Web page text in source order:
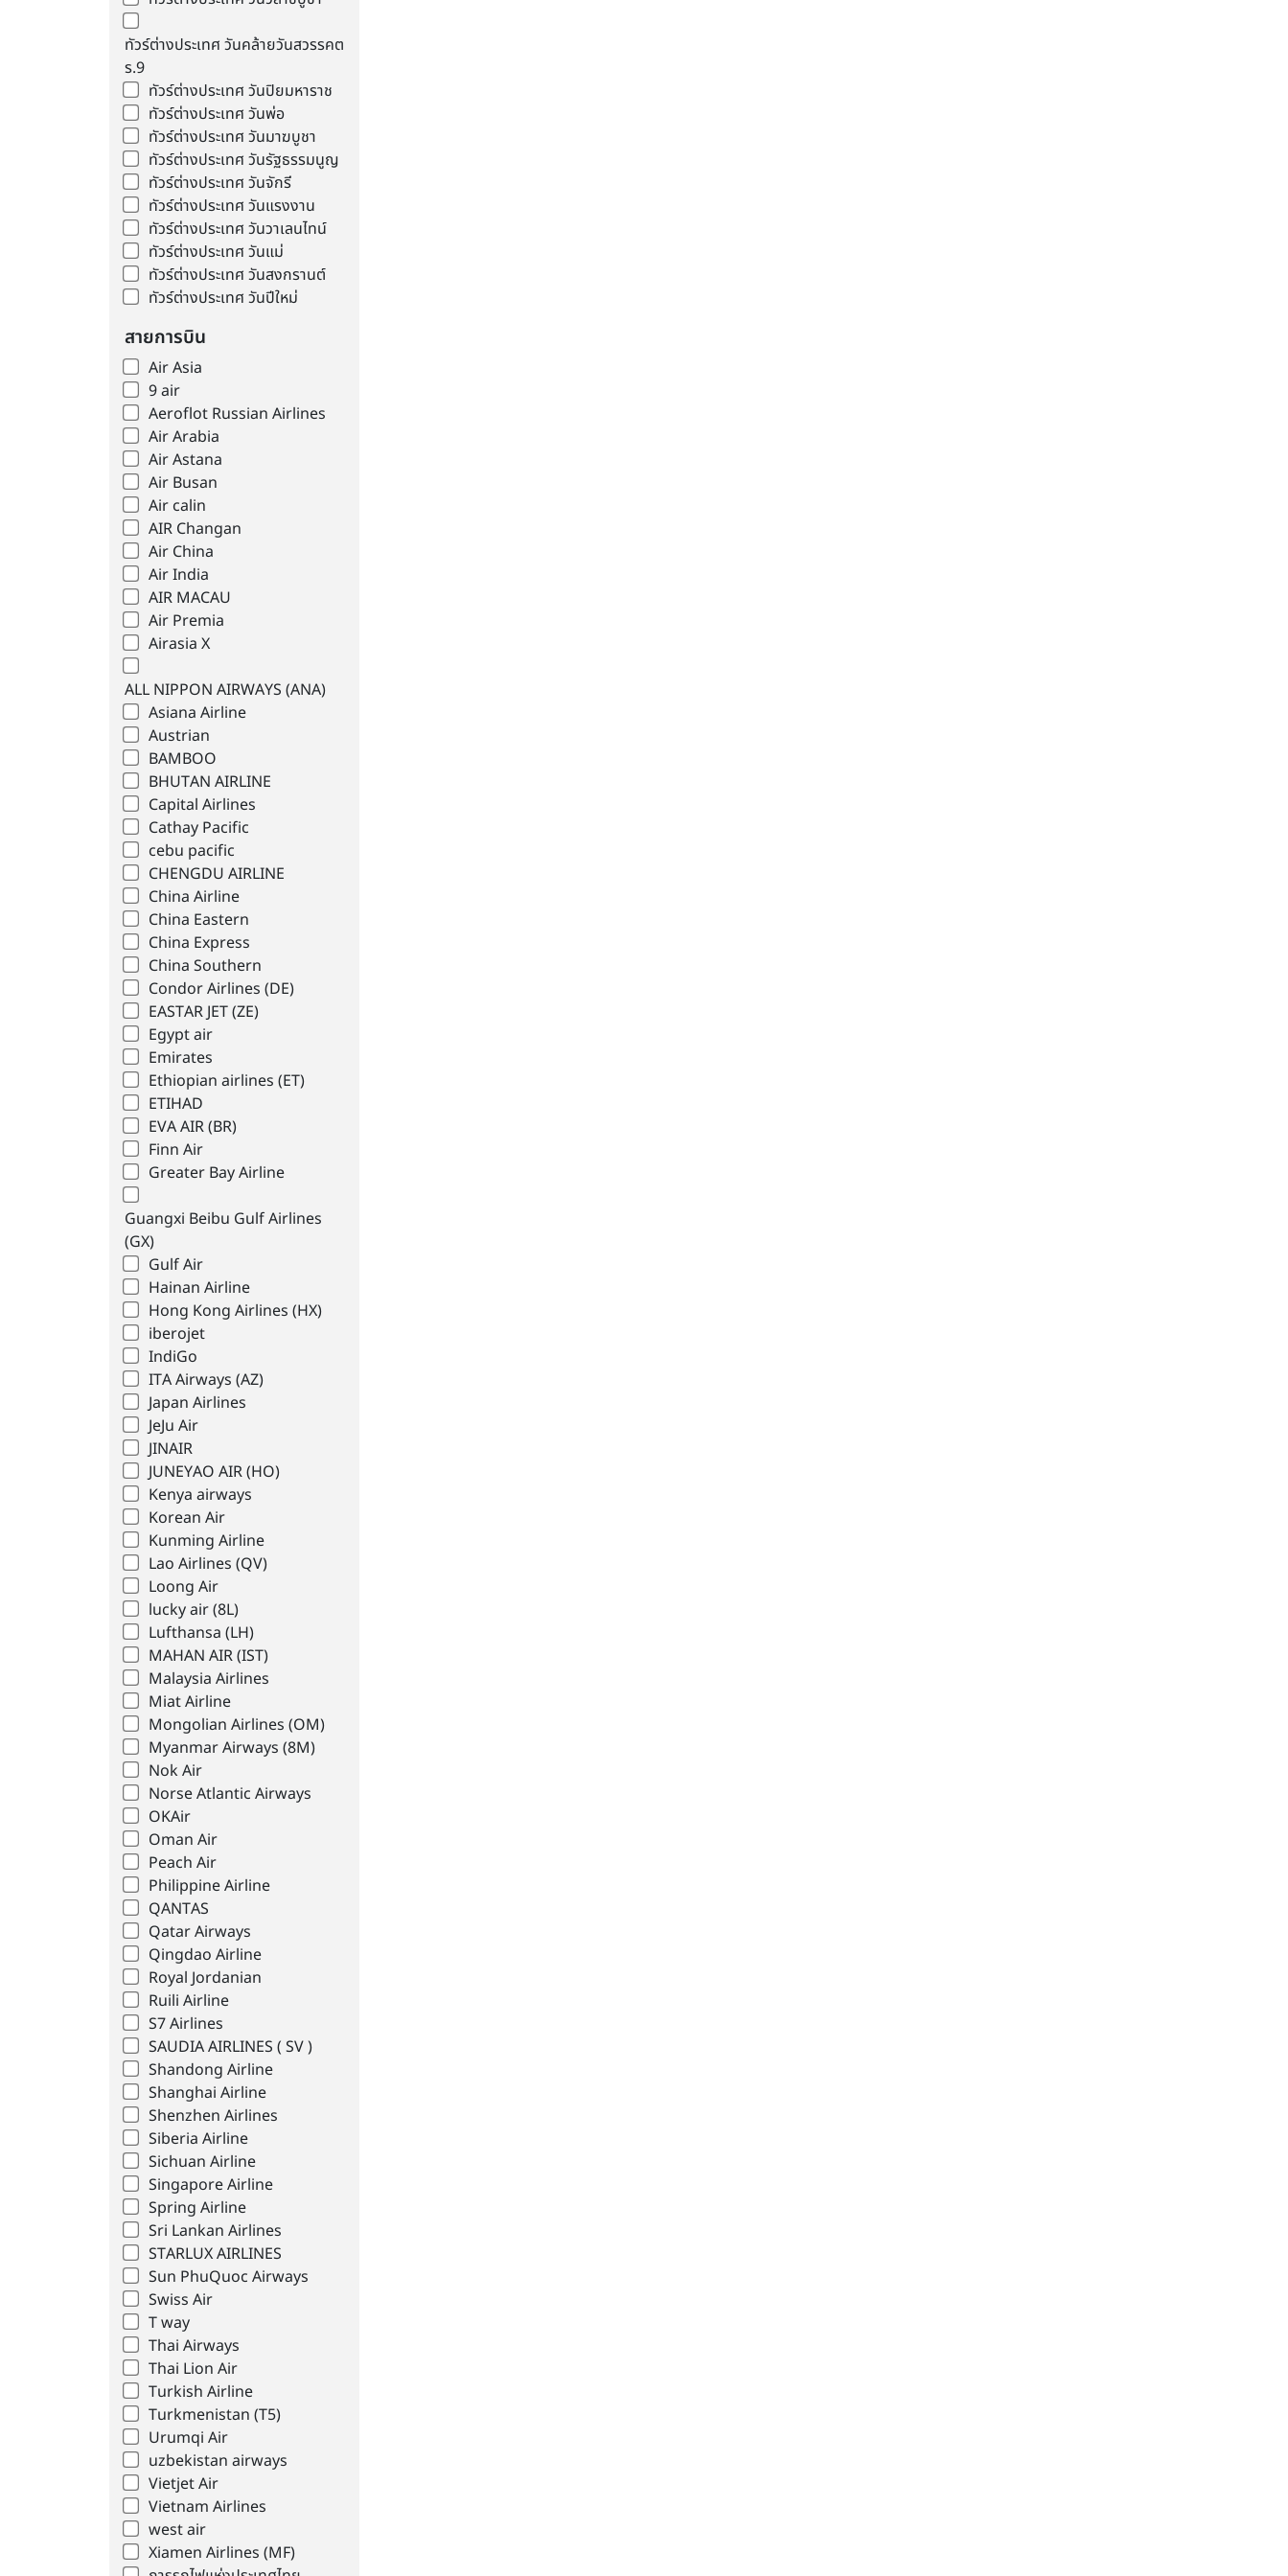
ทัวร์ต่างประเทศ วันคล้ายวันสวรรคต
ร.9
ทัวร์ต่างประเทศ วันปิยมหาราช
ทัวร์ต่างประเทศ วันพ่อ
ทัวร์ต่างประเทศ วันมาฆบูชา
ทัวร์ต่างประเทศ วันรัฐธรรมนูญ
ทัวร์ต่างประเทศ วันจักรี
ทัวร์ต่างประเทศ วันแรงงาน
ทัวร์ต่างประเทศ วันวาเลนไทน์
ทัวร์ต่างประเทศ วันแม่
ทัวร์ต่างประเทศ วันสงกรานต์
ทัวร์ต่างประเทศ วันปีใหม่
สายการบิน
Air Asia
9 air
Aeroflot Russian Airlines
Air Arabia
Air Astana
Air Busan
Air calin
AIR Changan
Air China
Air India
AIR MACAU
Air Premia
Airasia X
ALL NIPPON AIRWAYS (ANA)
Asiana Airline
Austrian
BAMBOO
BHUTAN AIRLINE
Capital Airlines
Cathay Pacific
cebu pacific
CHENGDU AIRLINE
China Airline
China Eastern
China Express
China Southern
Condor Airlines (DE)
EASTAR JET (ZE)
Egypt air
Emirates
Ethiopian airlines (ET)
ETIHAD
EVA AIR (BR)
Finn Air
Greater Bay Airline
Guangxi Beibu Gulf Airlines
(GX)
Gulf Air
Hainan Airline
Hong Kong Airlines (HX)
iberojet
IndiGo
ITA Airways (AZ)
Japan Airlines
JeJu Air
JINAIR
JUNEYAO AIR (HO)
Kenya airways
Korean Air
Kunming Airline
Lao Airlines (QV)
Loong Air
lucky air (8L)
Lufthansa (LH)
MAHAN AIR (IST)
Malaysia Airlines
Miat Airline
Mongolian Airlines (OM)
Myanmar Airways (8M)
Nok Air
Norse Atlantic Airways
OKAir
Oman Air
Peach Air
Philippine Airline
QANTAS
Qatar Airways
Qingdao Airline
Royal Jordanian
Ruili Airline
S7 Airlines
SAUDIA AIRLINES ( SV )
Shandong Airline
Shanghai Airline
Shenzhen Airlines
Siberia Airline
Sichuan Airline
Singapore Airline
Spring Airline
Sri Lankan Airlines
STARLUX AIRLINES
Sun PhuQuoc Airways
Swiss Air
T way
Thai Airways
Thai Lion Air
Turkish Airline
Turkmenistan (T5)
Urumqi Air
uzbekistan airways
Vietjet Air
Vietnam Airlines
west air
Xiamen Airlines (MF)